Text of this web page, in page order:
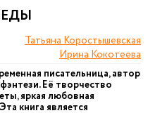
Татьяна Коростышевская
Ирина Кокотеева
писательница, автор
Её творчество
яркая любовная
книга является